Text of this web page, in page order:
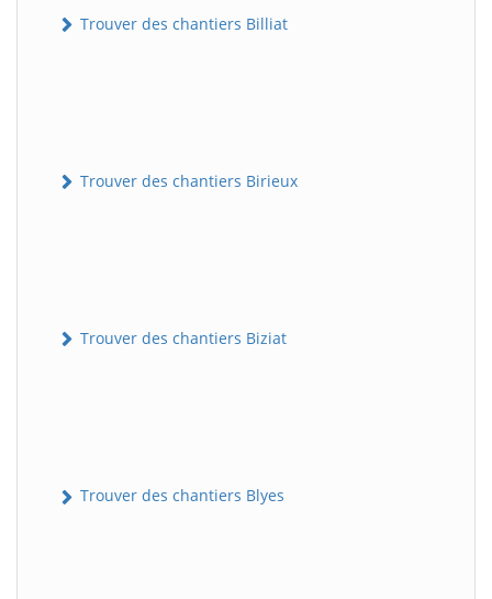
Trouver des chantiers Billiat
Trouver des chantiers Birieux
Trouver des chantiers Biziat
Trouver des chantiers Blyes